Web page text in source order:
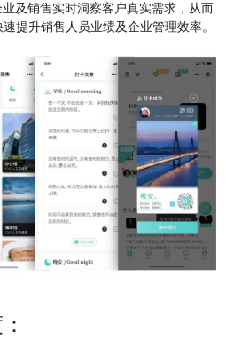
及销售实时洞察客户真实需求，从而
提升销售人员业绩及企业管理效率。